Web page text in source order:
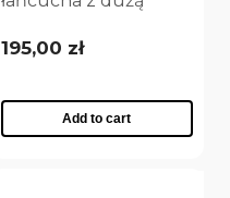
Collection
(C25/NUT/03AU)
195,00 zł
Add to cart